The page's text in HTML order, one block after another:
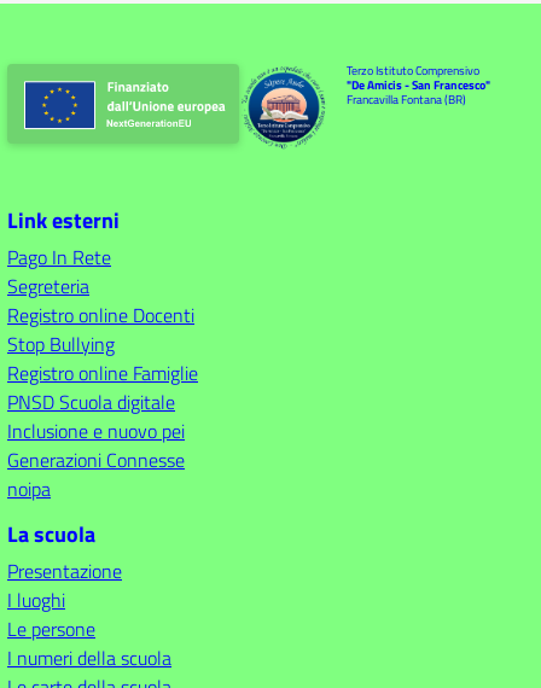
Terzo Istituto Comprensivo
"De Amicis - San Francesco"
Francavilla Fontana (BR)
Link esterni
Pago In Rete
Segreteria
Registro online Docenti
Stop Bullying
Registro online Famiglie
PNSD Scuola digitale
Inclusione e nuovo pei
Generazioni Connesse
noipa
La scuola
Presentazione
I luoghi
Le persone
I numeri della scuola